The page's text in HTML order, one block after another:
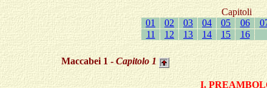
Capitoli
01
02 03 04 05 06
11
12 13 14 15 16
Maccabei 1 -Capitolo 1
I.